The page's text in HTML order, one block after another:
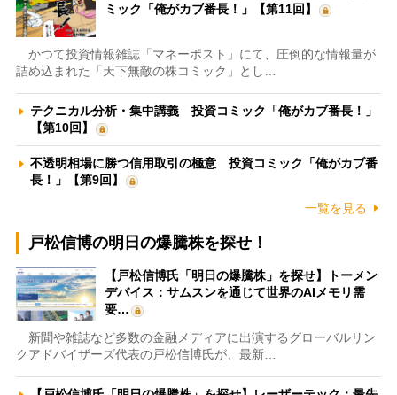
ミック「俺がカブ番長！」【第11回】
かつて投資情報雑誌「マネーポスト」にて、圧倒的な情報量が
詰め込まれた「天下無敵の株コミック」とし…
テクニカル分析・集中講義 投資コミック「俺がカブ番長！」
【第10回】
不透明相場に勝つ信用取引の極意 投資コミック「俺がカブ番
長！」【第9回】
一覧を見る
戸松信博の明日の爆騰株を探せ！
【戸松信博氏「明日の爆騰株」を探せ】トーメン
デバイス：サムスンを通じて世界のAIメモリ需
要…
新聞や雑誌など多数の金融メディアに出演するグローバルリン
クアドバイザーズ代表の戸松信博氏が、最新…